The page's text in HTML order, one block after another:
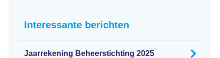
Interessante berichten
Jaarrekening Beheerstichting 2025